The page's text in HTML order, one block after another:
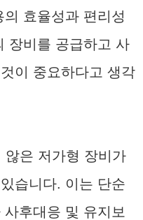
효율성과 편리성
장비를 공급하고 사
이 중요하다고 생각
않은 저가형 장비가
습니다. 이는 단순
후대응 및 유지보